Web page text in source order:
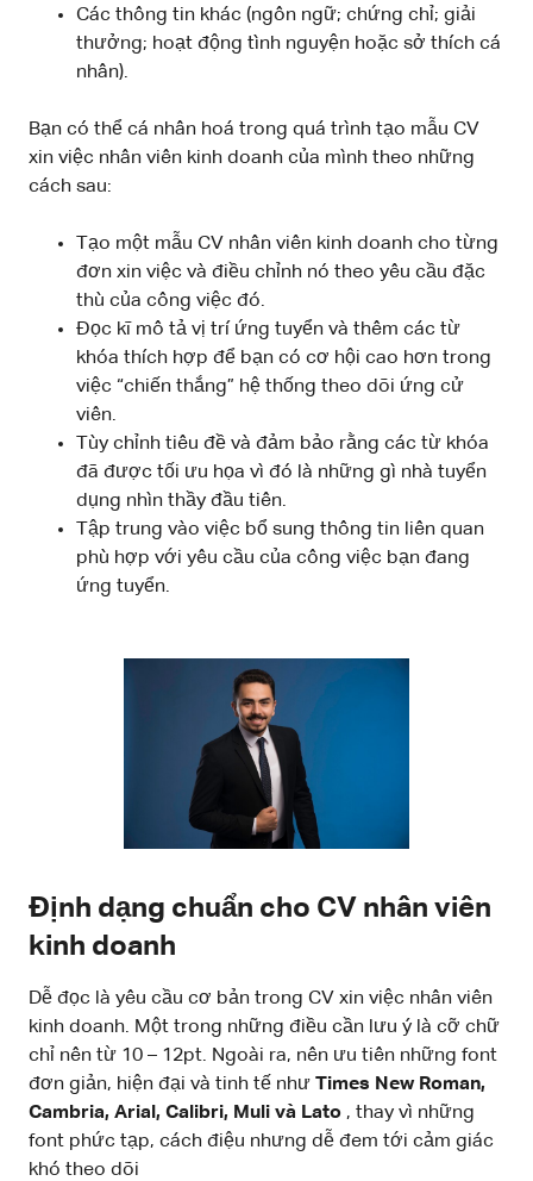
Các thông tin khác (ngôn ngữ; chứng chỉ; giải
thưởng; hoạt động tình nguyện hoặc sở thích cá
nhân).
Bạn có thể cá nhân hoá trong quá trình tạo mẫu CV
xin việc nhân viên kinh doanh của mình theo những
cách sau:
Tạo một mẫu CV nhân viên kinh doanh cho từng
đơn xin việc và điều chỉnh nó theo yêu cầu đặc
thù của công việc đó.
Đọc kĩ mô tả vị trí ứng tuyển và thêm các từ
khóa thích hợp để bạn có cơ hội cao hơn trong
việc “chiến thắng” hệ thống theo dõi ứng cử
viên.
Tùy chỉnh tiêu đề và đảm bảo rằng các từ khóa
đã được tối ưu họa vì đó là những gì nhà tuyển
dụng nhìn thầy đầu tiên.
Tập trung vào việc bổ sung thông tin liên quan
phù hợp với yêu cầu của công việc bạn đang
ứng tuyển.
Định dạng chuẩn cho CV nhân viên
kinh doanh
Dễ đọc là yêu cầu cơ bản trong CV xin việc nhân viên
kinh doanh. Một trong những điều cần lưu ý là cỡ chữ
chỉ nên từ 10 – 12pt. Ngoài ra, nên ưu tiên những font
đơn giản, hiện đại và tinh tế như Times New Roman,
Cambria, Arial, Calibri, Muli và Lato , thay vì những
font phức tạp, cách điệu nhưng dễ đem tới cảm giác
khó theo dõi